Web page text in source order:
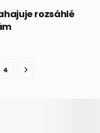
rozsáhlé
4